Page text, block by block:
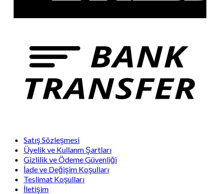
Satış Sözleşmesi
Üyelik ve Kullanm Şartları
Gizlilik ve Ödeme Güvenliği
İade ve Değişim Koşulları
Teslimat Koşulları
İletişim